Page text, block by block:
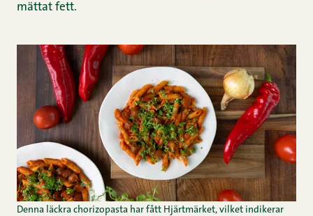
mättat fett.
Denna läckra chorizopasta har fått Hjärtmärket, vilket indikerar